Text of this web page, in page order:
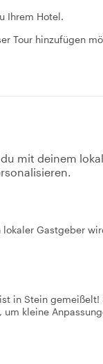
Ihrem Hotel.
Tour hinzufügen
mit deinem
Gastgeber
in Stein
kleine